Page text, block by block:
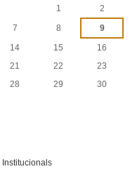
1
2
7 8
9
14 15
16
21 22
23
28 29
30
Institucionals